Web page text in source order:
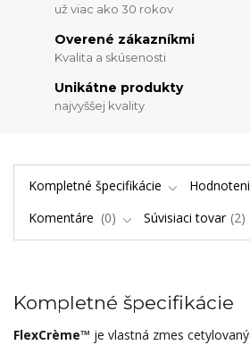
už viac ako 30 rokov
Overené zákazníkmi
Kvalita a skúsenosti
Unikátne produkty
najvyššej kvality
Kompletné špecifikácie
Komentáre
0 Súvisiaci tovar 2
Kompletné špecifikácie
FlexCrème™ je vlastná zmes